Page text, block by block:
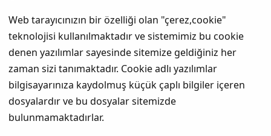
Web tarayıcınızın bir özelliği olan "çerez,cookie"
teknolojisi kullanılmaktadır ve sistemimiz bu cookie
denen yazılımlar sayesinde sitemize geldiğiniz her
zaman sizi tanımaktadır. Cookie adlı yazılımlar
bilgisayarınıza kaydolmuş küçük çaplı bilgiler içeren
dosyalardır ve bu dosyalar sitemizde
bulunmamaktadırlar.